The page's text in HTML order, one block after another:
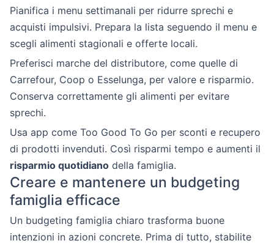
Pianifica i menu settimanali per ridurre sprechi e
acquisti impulsivi. Prepara la lista seguendo il menu e
scegli alimenti stagionali e offerte locali.
Preferisci marche del distributore, come quelle di
Carrefour, Coop o Esselunga, per valore e risparmio.
Conserva correttamente gli alimenti per evitare
sprechi.
Usa app come Too Good To Go per sconti e recupero
di prodotti invenduti. Così risparmi tempo e aumenti il
risparmio quotidiano della famiglia.
Creare e mantenere un budgeting
famiglia efficace
Un budgeting famiglia chiaro trasforma buone
intenzioni in azioni concrete. Prima di tutto, stabilite